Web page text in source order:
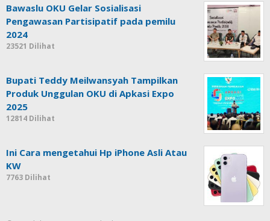
Bawaslu OKU Gelar Sosialisasi
Pengawasan Partisipatif pada pemilu
2024
23521 Dilihat
Bupati Teddy Meilwansyah Tampilkan
Produk Unggulan OKU di Apkasi Expo
2025
12814 Dilihat
Ini Cara mengetahui Hp iPhone Asli Atau
KW
7763 Dilihat